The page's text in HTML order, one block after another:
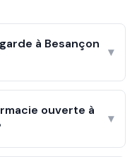
à Besançon
▾
ouverte à
▾